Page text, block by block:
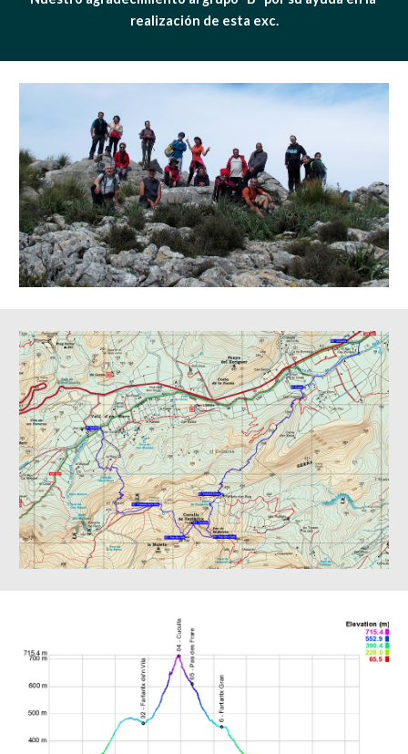
realización de esta exc.